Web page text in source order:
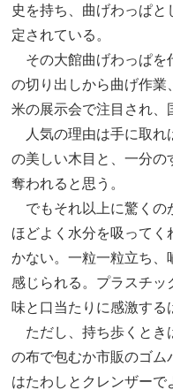
史を持ち、曲げわっぱ
定されている。
その大館曲げわっぱを
の切り出しから曲げ作業
米の展示会で注目され、
人気の理由は手に取れ
の美しい木目と、一分の
奪われると思う。
でもそれ以上に驚くの
ほどよく水分を吸ってく
かない。一粒一粒立ち、
感じられる。プラスチ
味と口当たりに感激する
ただし、持ち歩くとき
の布で包むか市販のゴム
はたわしとクレンザーで